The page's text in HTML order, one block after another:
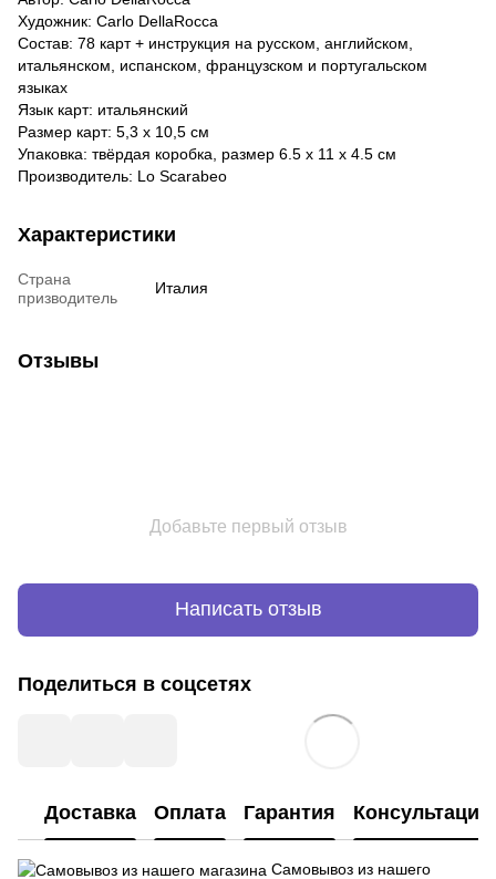
Художник: Carlo DellaRocca
Состав: 78 карт + инструкция на русском, английском,
итальянском, испанском, французском и португальском
языках
Язык карт: итальянский
Размер карт: 5,3 х 10,5 см
Упаковка: твёрдая коробка, размер 6.5 х 11 х 4.5 см
Производитель: Lo Scarabeo
Характеристики
Страна
призводитель
Италия
Отзывы
Добавьте первый отзыв
Написать отзыв
Поделиться в соцсетях
Доставка Оплата Гарантия Консультация
Самовывоз из нашего